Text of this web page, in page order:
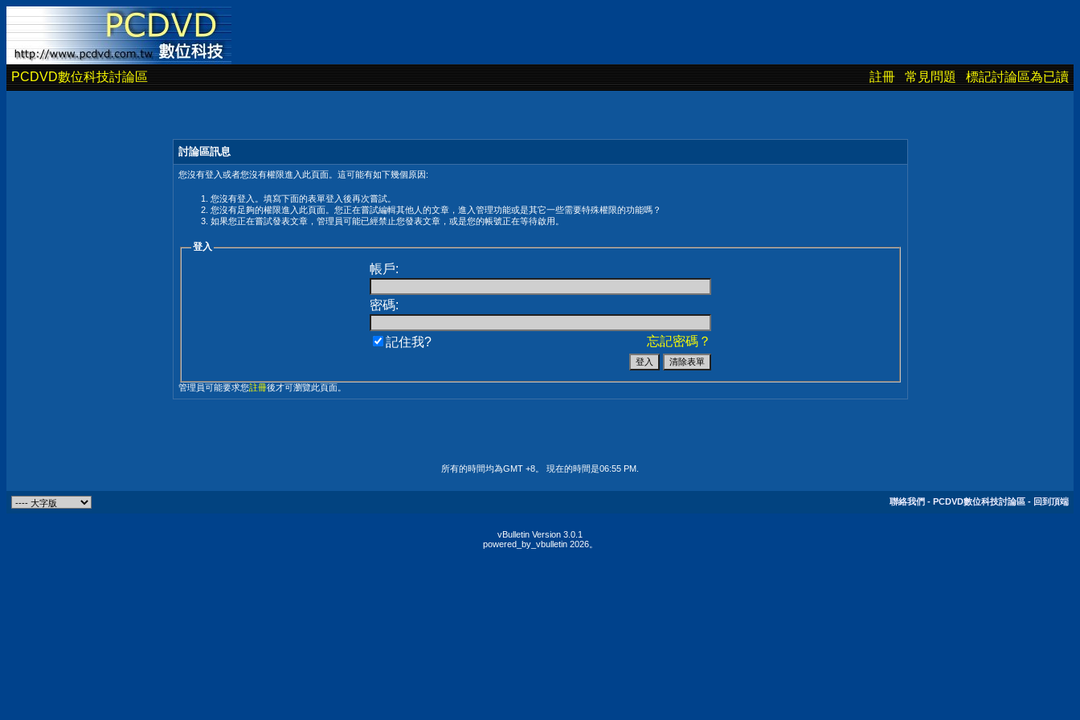
PCDVD數位科技討論區 註冊 常見問題 標記討論區為已讀
討論區訊息
您沒有登入或者您沒有權限進入此頁面。這可能有如下幾個原因:
您沒有登入。填寫下面的表單登入後再次嘗試。
您沒有足夠的權限進入此頁面。您正在嘗試編輯其他人的文章，進入管理功能或是其它一些需要特殊權限的功能嗎？
如果您正在嘗試發表文章，管理員可能已經禁止您發表文章，或是您的帳號正在等待啟用。
登入
帳戶:
密碼:
忘記密碼？
記住我?
管理員可能要求您註冊後才可瀏覽此頁面。
所有的時間均為GMT +8。 現在的時間是06:55 PM
聯絡我們 - PCDVD數位科技討論區 - 回到頂端
vBulletin Version 3.0.1
powered_by_vbulletin 2026。